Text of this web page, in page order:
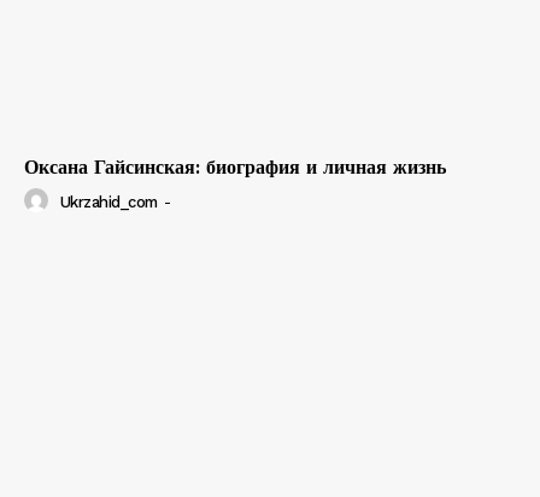
Оксана Гайсинская: биография и личная жизнь
Ukrzahid_com -